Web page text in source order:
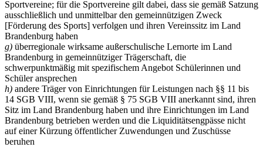
Sportvereine; für die Sportvereine gilt dabei, dass sie gemäß Satzung
ausschließlich und unmittelbar den gemeinnützigen Zweck
[Förderung des Sports] verfolgen und ihren Vereinssitz im Land
Brandenburg haben
g) überregionale wirksame außerschulische Lernorte im Land
Brandenburg in gemeinnütziger Trägerschaft, die
schwerpunktmäßig mit spezifischem Angebot Schülerinnen und
Schüler ansprechen
h) andere Träger von Einrichtungen für Leistungen nach §§ 11 bis
14 SGB VIII, wenn sie gemäß § 75 SGB VIII anerkannt sind, ihren
Sitz im Land Brandenburg haben und ihre Einrichtungen im Land
Brandenburg betrieben werden und die Liquiditätsengpässe nicht
auf einer Kürzung öffentlicher Zuwendungen und Zuschüsse
beruhen